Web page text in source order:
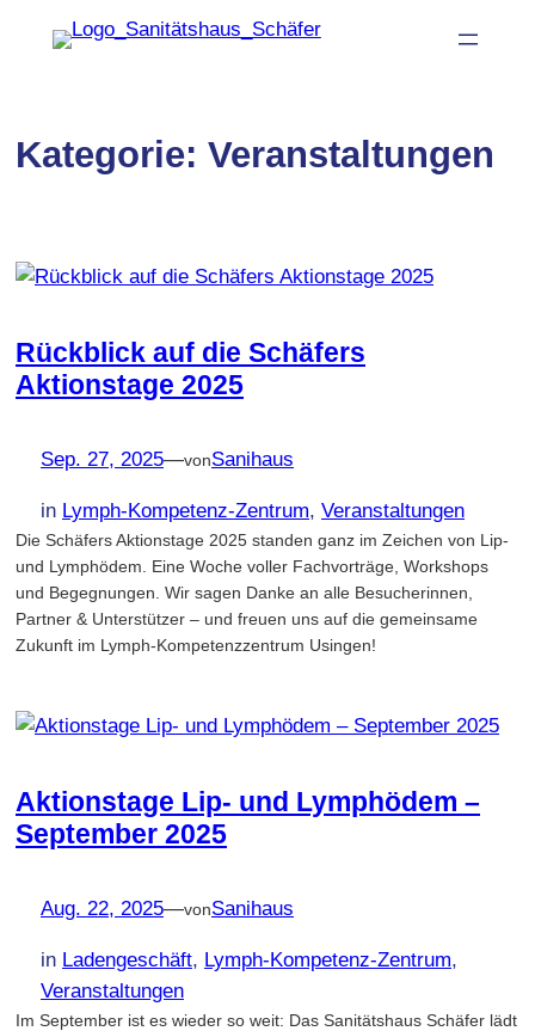
Inhalt
Kategorie: Veranstaltungen
Rückblick auf die Schäfers
Aktionstage 2025
Sep. 27, 2025—vonSanihaus
in Lymph-Kompetenz-Zentrum, Veranstaltungen
Die Schäfers Aktionstage 2025 standen ganz im Zeichen von Lip-
und Lymphödem. Eine Woche voller Fachvorträge, Workshops
und Begegnungen. Wir sagen Danke an alle Besucherinnen,
Partner & Unterstützer – und freuen uns auf die gemeinsame
Zukunft im Lymph-Kompetenzzentrum Usingen!
Aktionstage Lip- und Lymphödem –
September 2025
Aug. 22, 2025—vonSanihaus
in Ladengeschäft, Lymph-Kompetenz-Zentrum
Veranstaltungen
Im September ist es wieder so weit: Das Sanitätshaus Schäfer lädt